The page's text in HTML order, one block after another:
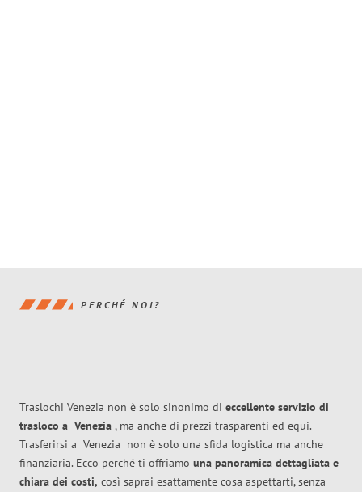
PERCHÉ NOI?
Traslochi Venezia non è solo sinonimo di eccellente servizio di
trasloco a Venezia , ma anche di prezzi trasparenti ed equi.
Trasferirsi a Venezia non è solo una sfida logistica ma anche
finanziaria. Ecco perché ti offriamo una panoramica dettagliata e
chiara dei costi, così saprai esattamente cosa aspettarti, senza